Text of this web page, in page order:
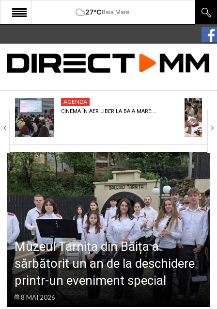
27°CBaia Mare
START
COMUNITATE
CULTURA
ECONOMIE
SANATATE
SPORT
SPECIAL
POLITIC
LIFE
AGENDA
CINEMA ÎN AER LIBER LA BAIA MARE:…
Muzeul Tarnița din Băița a
sărbătorit un an de la deschidere
printr-un eveniment special
8 MAI 2026